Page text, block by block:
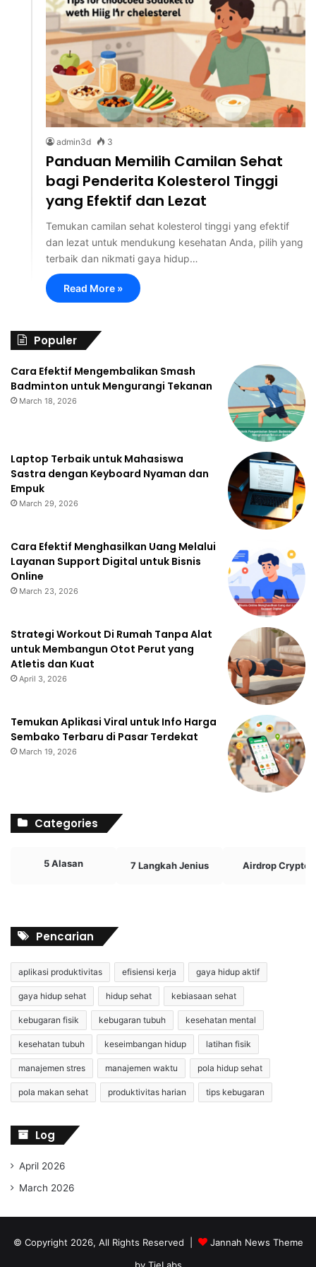
admin3d 3
Panduan Memilih Camilan Sehat
bagi Penderita Kolesterol Tinggi
yang Efektif dan Lezat
Temukan camilan sehat kolesterol tinggi yang efektif
dan lezat untuk mendukung kesehatan Anda, pilih yang
terbaik dan nikmati gaya hidup…
Read More »
Populer
Cara Efektif Mengembalikan Smash
Badminton untuk Mengurangi Tekanan
March 18, 2026
Laptop Terbaik untuk Mahasiswa
Sastra dengan Keyboard Nyaman dan
Empuk
March 29, 2026
Cara Efektif Menghasilkan Uang Melalui
Layanan Support Digital untuk Bisnis
Online
March 23, 2026
Strategi Workout Di Rumah Tanpa Alat
untuk Membangun Otot Perut yang
Atletis dan Kuat
April 3, 2026
Temukan Aplikasi Viral untuk Info Harga
Sembako Terbaru di Pasar Terdekat
March 19, 2026
Categories
5 Alasan 7 Langkah Jenius Airdrop Crypto
Pencarian
aplikasi produktivitas efisiensi kerja gaya hidup aktif
gaya hidup sehat hidup sehat kebiasaan sehat
kebugaran fisik kebugaran tubuh kesehatan mental
kesehatan tubuh keseimbangan hidup latihan fisik
manajemen stres manajemen waktu pola hidup sehat
pola makan sehat produktivitas harian tips kebugaran
Log
April 2026
March 2026
© Copyright 2026, All Rights Reserved |
Jannah News Theme
by TieLabs